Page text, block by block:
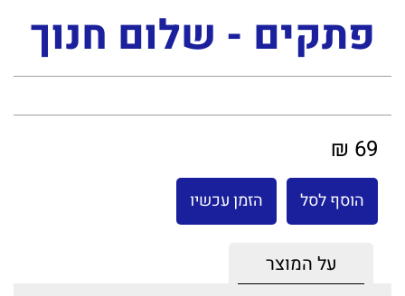
פתקים - שלום חנוך
69 ₪
הוסף לסל הזמן עכשיו
על המוצר